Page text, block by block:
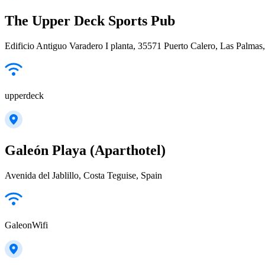
The Upper Deck Sports Pub
Edificio Antiguo Varadero I planta, 35571 Puerto Calero, Las
upperdeck
Galeón Playa (Aparthotel)
Avenida del Jablillo, Costa Teguise, Spain
GaleonWifi